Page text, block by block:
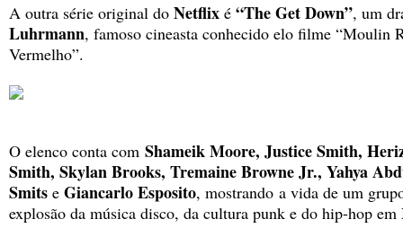
A outra série original do Netflix é “The Get Down”, um
Luhrmann, famoso cineasta conhecido elo filme “Moulin
Vermelho”.
O elenco conta com Shameik Moore, Justice Smith,
Smith, Skylan Brooks, Tremaine Browne Jr., Yahya
Smits e Giancarlo Esposito, mostrando a vida de um
explosão da música disco, da cultura punk e do hip-hop